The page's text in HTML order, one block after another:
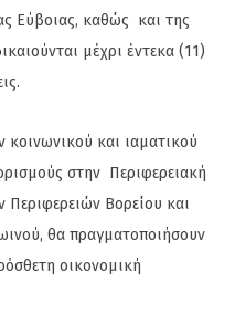
Εύβοιας, καθώς και της
μέχρι έντεκα (11)
και ιαματικού
στην Περιφερειακή
Βορείου και
θα πραγματοποιήσουν
οικονομική